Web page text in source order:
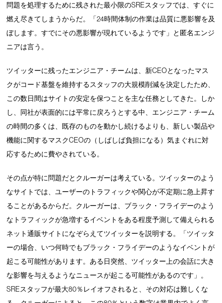
問題を処理するために残された最小限のSREスタッフでは、すぐに
燃え尽きてしまうからだ。「24時間体制の作業は品質に悪影響を及
ぼします。すでにその悪影響が現れているようです」と匿名エンジ
ニアは言う。
ツイッターに残ったエンジニア・チームは、新CEOとなったマス
クがコード基盤を維持するスタッフの大規模削減を決定したため、
この数日間はサイトの安定を保つことを主な任務としてきた。しか
し、同社が表面的には平常に戻ろうとする中、エンジニア・チーム
の時間の多くは、既存のものを動かし続けるよりも、新しい製品や
機能に関するマスクCEOの（しばしば負担になる）気まぐれに対
応するために費やされている。
その点が特に問題だとクルーガーは考えている。ツイッターのよう
なサイトでは、ユーザーのトラフィックや関心が不定期に急上昇す
ることがあるからだ。クルーガーは、ブラック・フライデーのよう
なトラフィックが急増するイベントをある程度予測して備えられる
ネット通販サイトになぞらえてツイッターを説明する。「ツイッタ
ーの場合、いつ何時でもブラック・フライデーのようなイベントが
起こる可能性があります。ある日突然、ツイッター上の会話に大き
な影響を与えるようなニュースが起こる可能性があるのです」。
SREスタッフが最大80％レイオフされると、その対応は難しくな